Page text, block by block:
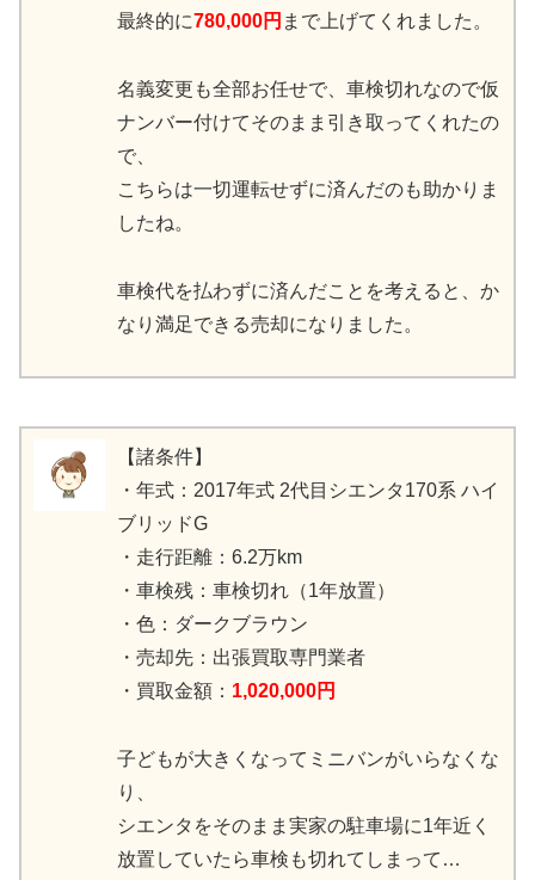
最終的に780,000円 まで上げてくれました。
名義変更も全部お任せで、車検切れなので仮
ナンバー付けてそのまま引き取ってくれたの
で、
こちらは一切運転せずに済んだのも助かりま
したね。
車検代を払わずに済んだことを考えると、か
なり満足できる売却になりました。
【諸条件】
・年式：2017年式 2代目シエンタ170系 ハイ
ブリッドG
・走行距離：6.2万km
・車検残：車検切れ（1年放置）
・色：ダークブラウン
・売却先：出張買取専門業者
・買取金額： 1,020,000円
子どもが大きくなってミニバンがいらなくな
り、
シエンタをそのまま実家の駐車場に1年近く
放置していたら車検も切れてしまって…